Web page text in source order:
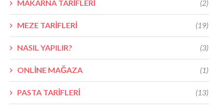
MAKARNA TARİFLERİ (2)
MEZE TARİFLERİ (19)
NASIL YAPILIR? (3)
ONLİNE MAĞAZA (1)
PASTA TARİFLERİ (13)